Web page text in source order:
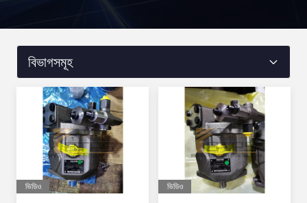
বিভাগসমূহ
ভিডিও ভিডিও